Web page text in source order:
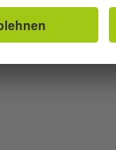
ERFAHREN